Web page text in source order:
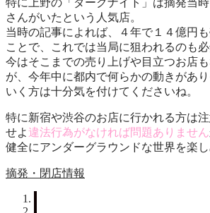
特に上野の「ダークナイト」は摘発当
さんがいたという人気店。
当時の記事によれば、４年で１４億円
ことで、これでは当局に狙われるのも必
今はそこまでの売り上げや目立つお店
が、今年中に都内で何らかの動きがあ
いく方は十分気を付けてくださいね。
特に新宿や渋谷のお店に行かれる方は
せよ違法行為がなければ問題ありません
健全にアンダーグラウンドな世界を楽し
摘発・閉店情報